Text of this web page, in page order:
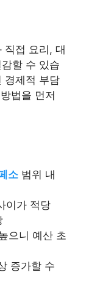
직접 요리, 대
할 수 있습
경제적 부담
법을 먼저
소 범위 내
이가 적당
으니 예산 초
증가할 수